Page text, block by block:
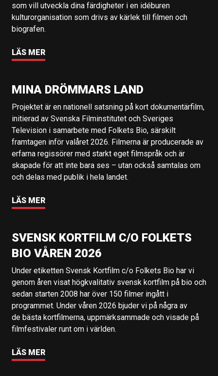
som vill utveckla dina färdigheter i en idéburen
kulturorganisation som drivs av kärlek till filmen och
biografen.
LÄS MER
MINA DRÖMMARS LAND
Projektet är en nationell satsning på kort dokumentärfilm,
initierad av Svenska Filminstitutet och Sveriges
Television i samarbete med Folkets Bio, särskilt
framtagen inför valåret 2026. Filmerna är producerade av
erfarna regissörer med starkt eget filmspråk och är
skapade för att inte bara ses – utan också samtalas om
och delas med publik i hela landet.
LÄS MER
SVENSK KORTFILM C/O FOLKETS
BIO VÅREN 2026
Under etiketten Svensk Kortfilm c/o Folkets Bio har vi
genom åren visat högkvalitativ svensk kortfilm på bio och
sedan starten 2008 har över 150 filmer ingått i
programmet. Under våren 2026 bjuder vi på några av
de bästa kortfilmerna, uppmärksammade och visade på
filmfestivaler runt om i världen.
LÄS MER